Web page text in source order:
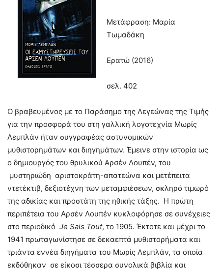
Μετάφραση: Μαρία
Τωμαδάκη
Ερατώ (2016)
σελ. 402
O βραβευμένος με το Παράσημο της Λεγεώνας της Τιμής
για την προσφορά του στη γαλλική λογοτεχνία Μωρίς
Λεμπλάν ήταν συγγραφέας αστυνομικών
μυθιστορημάτων και διηγημάτων. Έμεινε στην ιστορία ως
ο δημιουργός του θρυλικού Αρσέν Λουπέν, του
μυστηριώδη αριστοκράτη-απατεώνα και μετέπειτα
ντετέκτιβ, δεξιοτέχνη των μεταμφιέσεων, σκληρό τιμωρό
της αδικίας και προστάτη της ηθικής τάξης. Η πρώτη
περιπέτεια του Αρσέν Λουπέν κυκλοφόρησε σε συνέχειες
στο περιοδικό Je Sais Tout, το 1905. Έκτοτε και μέχρι το
1941 πρωταγωνίστησε σε δεκαεπτά μυθιστορήματα και
τριάντα εννέα διηγήματα του Μωρίς Λεμπλάν, τα οποία
εκδόθηκαν σε είκοσι τέσσερα συνολικά βιβλία και